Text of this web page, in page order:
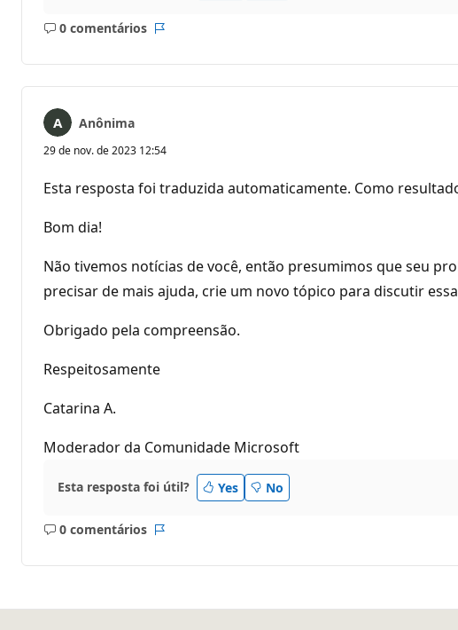
0 comentários
Sem
Anônima
29 de nov. de 2023 12:54
Esta resposta foi traduzida automaticamente. Como
Bom dia!
Não tivemos notícias de você, então presumimos que seu
precisar de mais ajuda, crie um novo tópico para discutir
Obrigado pela compreensão.
Respeitosamente
Catarina A.
Moderador da Comunidade Microsoft
Esta resposta foi útil? Yes No
0 comentários
Sem